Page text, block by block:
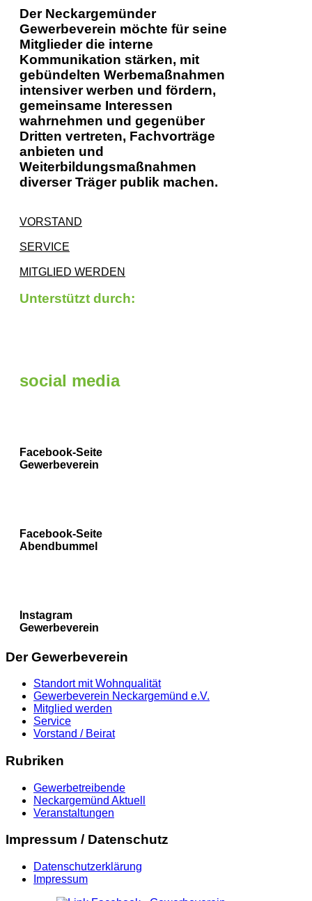
Der Neckargemünder
Gewerbeverein möchte für seine
Mitglieder die interne
Kommunikation stärken, mit
gebündelten Werbemaßnahmen
intensiver werben und fördern,
gemeinsame Interessen
wahrnehmen und gegenüber
Dritten vertreten, Fachvorträge
anbieten und
Weiterbildungsmaßnahmen
diverser Träger publik machen.
VORSTAND
SERVICE
MITGLIED WERDEN
Unterstützt durch:
social media
Facebook-Seite
Gewerbeverein
Facebook-Seite
Abendbummel
Instagram
Gewerbeverein
Der Gewerbeverein
Standort mit Wohnqualität
Gewerbeverein Neckargemünd e.V.
Mitglied werden
Service
Vorstand / Beirat
Rubriken
Gewerbetreibende
Neckargemünd Aktuell
Veranstaltungen
Impressum / Datenschutz
Datenschutzerklärung
Impressum